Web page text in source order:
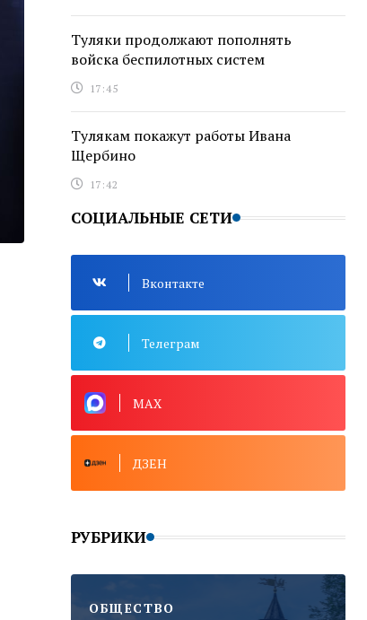
Туляки продолжают пополнять
войска беспилотных систем
17:45
Тулякам покажут работы Ивана
Щербино
17:42
СОЦИАЛЬНЫЕ СЕТИ
Вконтакте
Телеграм
MAX
ДЗЕН
РУБРИКИ
ОБЩЕСТВО